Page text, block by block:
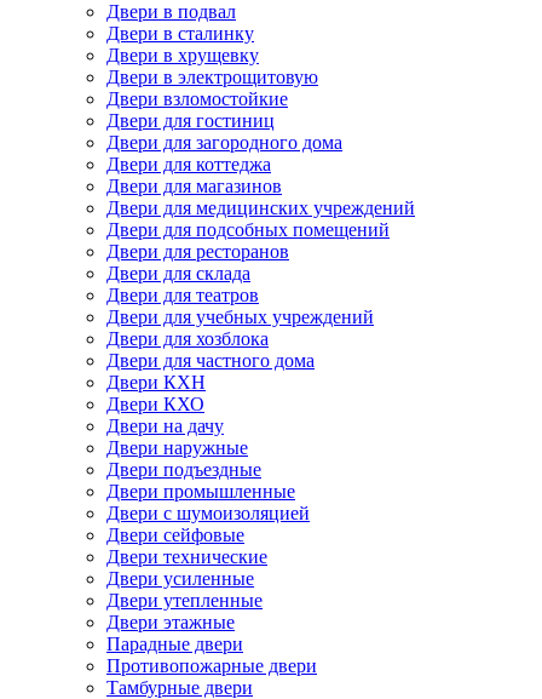
Двери в подвал
Двери в сталинку
Двери в хрущевку
Двери в электрощитовую
Двери взломостойкие
Двери для гостиниц
Двери для загородного дома
Двери для коттеджа
Двери для магазинов
Двери для медицинских учреждений
Двери для подсобных помещений
Двери для ресторанов
Двери для склада
Двери для театров
Двери для учебных учреждений
Двери для хозблока
Двери для частного дома
Двери КХН
Двери КХО
Двери на дачу
Двери наружные
Двери подъездные
Двери промышленные
Двери с шумоизоляцией
Двери сейфовые
Двери технические
Двери усиленные
Двери утепленные
Двери этажные
Парадные двери
Противопожарные двери
Тамбурные двери